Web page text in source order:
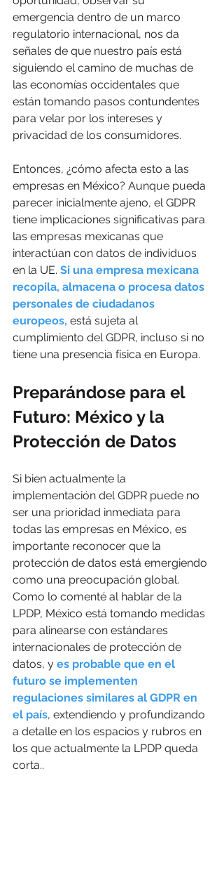
emergencia dentro de un marco
regulatorio internacional, nos da
señales de que nuestro país está
siguiendo el camino de muchas de
las economías occidentales que
están tomando pasos contundentes
para velar por los intereses y
privacidad de los consumidores.
Entonces, ¿cómo afecta esto a las
empresas en México? Aunque pueda
parecer inicialmente ajeno, el GDPR
tiene implicaciones significativas para
las empresas mexicanas que
interactúan con datos de individuos
en la UE. Si una empresa mexicana
recopila, almacena o procesa datos
personales de ciudadanos
europeos, está sujeta al
cumplimiento del GDPR, incluso si no
tiene una presencia física en Europa.
Preparándose para el
Futuro: México y la
Protección de Datos
Si bien actualmente la
implementación del GDPR puede no
ser una prioridad inmediata para
todas las empresas en México, es
importante reconocer que la
protección de datos está emergiendo
como una preocupación global.
Como lo comenté al hablar de la
LPDP, México está tomando medidas
para alinearse con estándares
internacionales de protección de
datos, y es probable que en el
futuro se implementen
regulaciones similares al GDPR en
el país, extendiendo y profundizando
a detalle en los espacios y rubros en
los que actualmente la LPDP queda
corta..